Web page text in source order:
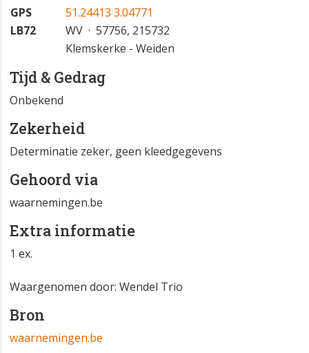
GPS
51.24413 3.04771
LB72
WV · 57756, 215732
Klemskerke - Weiden
Tijd & Gedrag
Onbekend
Zekerheid
Determinatie zeker, geen kleedgegevens
Gehoord via
waarnemingen.be
Extra informatie
1 ex.
Waargenomen door: Wendel Trio
Bron
waarnemingen.be